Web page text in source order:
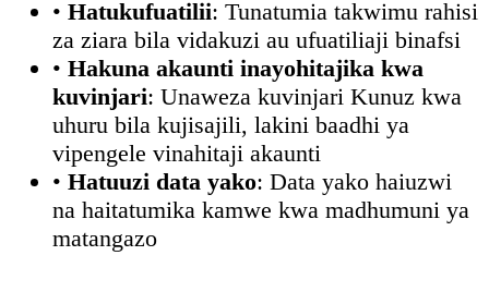
• Hatukufuatilii: Tunatumia takwimu rahisi
za ziara bila vidakuzi au ufuatiliaji binafsi
• Hakuna akaunti inayohitajika kwa
kuvinjari: Unaweza kuvinjari Kunuz kwa
uhuru bila kujisajili, lakini baadhi ya
vipengele vinahitaji akaunti
• Hatuuzi data yako: Data yako haiuzwi
na haitatumika kamwe kwa madhumuni ya
matangazo